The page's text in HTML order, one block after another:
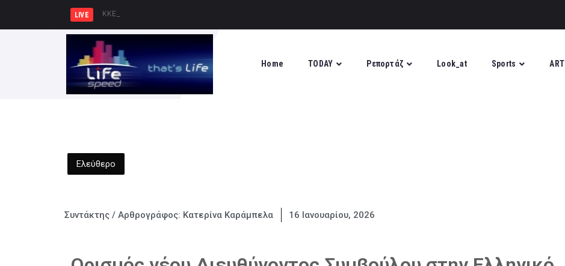
LIVE ΚΚΕ: Σε μια περιοχή που ήδη φλέ
Home TODAY Ρεπορτάζ Look_at Sports ART
Ελεύθερο
Συντάκτης / Αρθρογράφος: Κατερίνα Καράμπελα 16 Ιανουαρίου, 2026